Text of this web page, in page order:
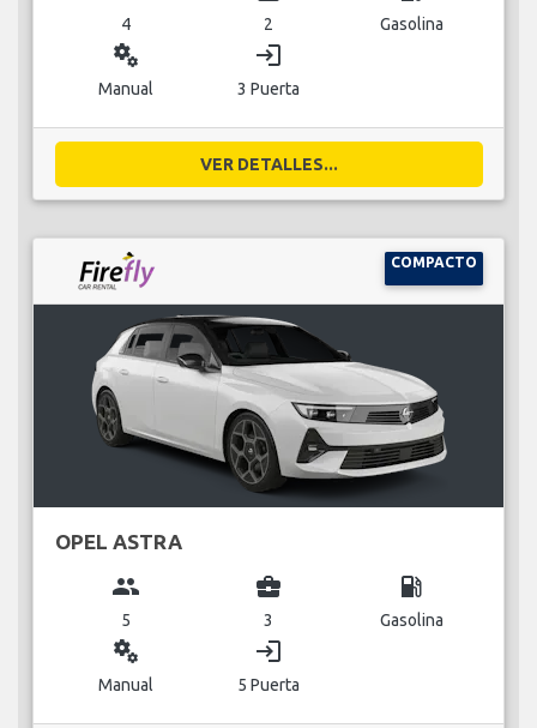
4 2 Gasolina
miscellaneous_services
Manual
login
3 Puerta
VER DETALLES...
COMPACTO
OPEL ASTRA
group
5
business_center
3
local_gas_station
Gasolina
miscellaneous_services
Manual
login
5 Puerta